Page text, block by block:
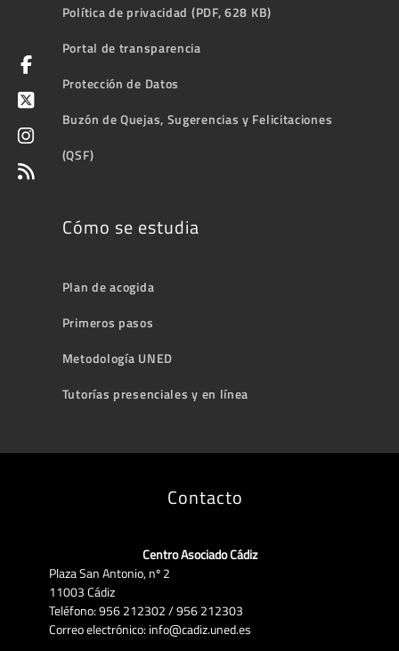
Política de privacidad (PDF, 628 KB)
Portal de transparencia
Protección de Datos
Buzón de Quejas, Sugerencias y Felicitaciones
(QSF)
Cómo se estudia
Plan de acogida
Primeros pasos
Metodología UNED
Tutorías presenciales y en línea
Contacto
Centro Asociado Cádiz
Plaza San Antonio, nº 2
11003 Cádiz
Teléfono: 956 212302 / 956 212303
Correo electrónico: info@cadiz.uned.es